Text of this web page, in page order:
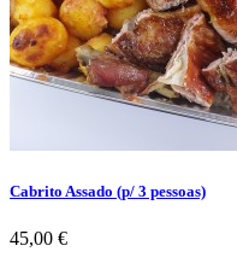
Cabrito Assado (p/ 3 pessoas)
Preço
45,00 €